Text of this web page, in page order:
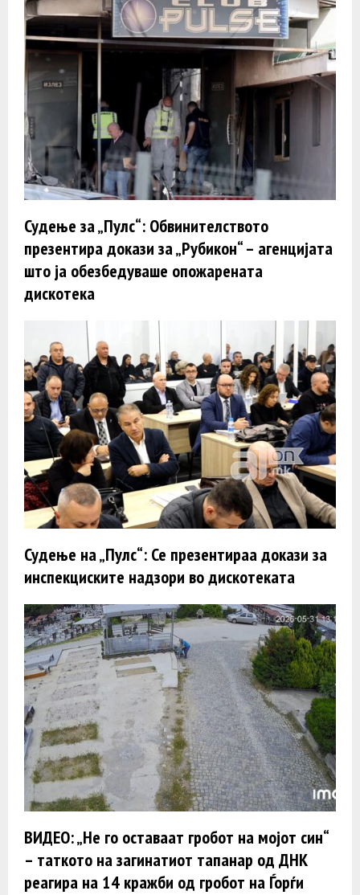
Судење за „Пулс“: Обвинителството
презентира докази за „Рубикон“ – агенцијата
што ја обезбедуваше опожарената
дискотека
Судење на „Пулс“: Се презентираа докази за
инспекциските надзори во дискотеката
ВИДЕО: „Не го оставаат гробот на мојот син“
– таткото на загинатиот тапанар од ДНК
реагира на 14 кражби од гробот на Ѓорѓи